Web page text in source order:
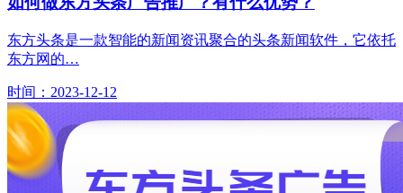
东方头条是一款智能的新闻资讯聚合的头条新闻软件，它依托
东方网的…
时间：2023-12-12